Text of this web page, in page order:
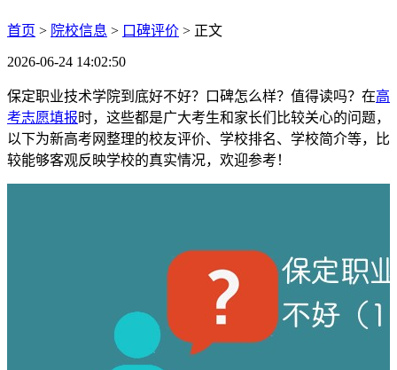
首页 > 院校信息 > 口碑评价 > 正文
2026-06-24 14:02:50
保定职业技术学院到底好不好？口碑怎么样？值得读吗？在高
考志愿填报时，这些都是广大考生和家长们比较关心的问题，
以下为新高考网整理的校友评价、学校排名、学校简介等，比
较能够客观反映学校的真实情况，欢迎参考！